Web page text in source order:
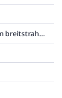
> 80° - extrem breitstrahlend